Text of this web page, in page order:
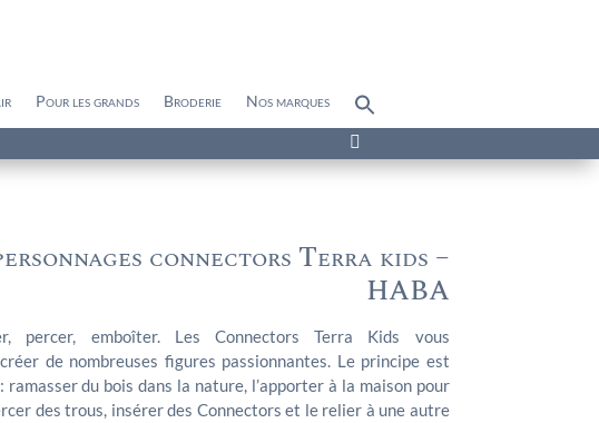
Pour les grands Broderie Nos marques
for:

connectors Terra kids –
HABA
percer, emboîter. Les Connectors Terra Kids vous
de nombreuses figures passionnantes. Le principe est
ramasser du bois dans la nature, l’apporter à la maison pour
des trous, insérer des Connectors et le relier à une autre